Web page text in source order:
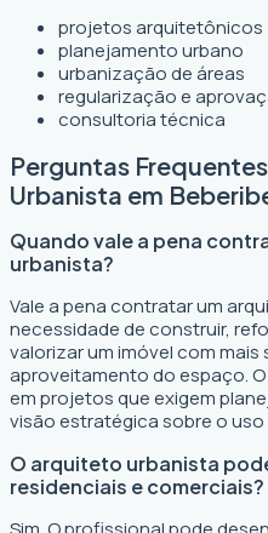
projetos arquitetônicos
planejamento urbano
urbanização de áreas
regularização e
consultoria técnica
Perguntas
Urbanista em
Quando vale a pena
urbanista?
Vale a pena contratar um
necessidade de construir,
valorizar um imóvel com
aproveitamento do espaço.
em projetos que exigem
visão estratégica sobre o
O arquiteto urbanista
residenciais e comerciais?